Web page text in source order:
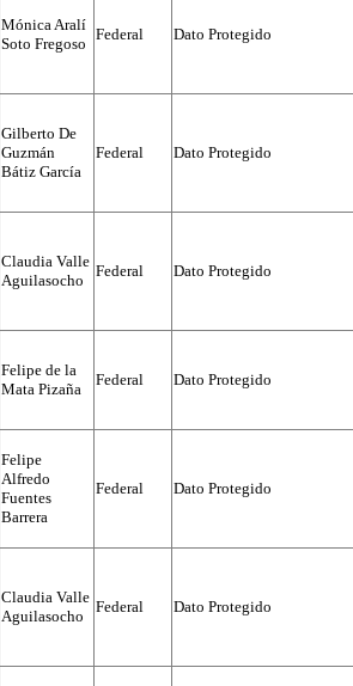
Mónica Aralí
Soto Fregoso
Federal Dato Protegido
Gilberto De
Guzmán
Bátiz García
Federal Dato Protegido
Claudia Valle
Aguilasocho
Federal Dato Protegido
Felipe de la
Mata Pizaña
Federal Dato Protegido
Felipe
Alfredo
Fuentes
Barrera
Federal Dato Protegido
Claudia Valle
Aguilasocho
Federal Dato Protegido